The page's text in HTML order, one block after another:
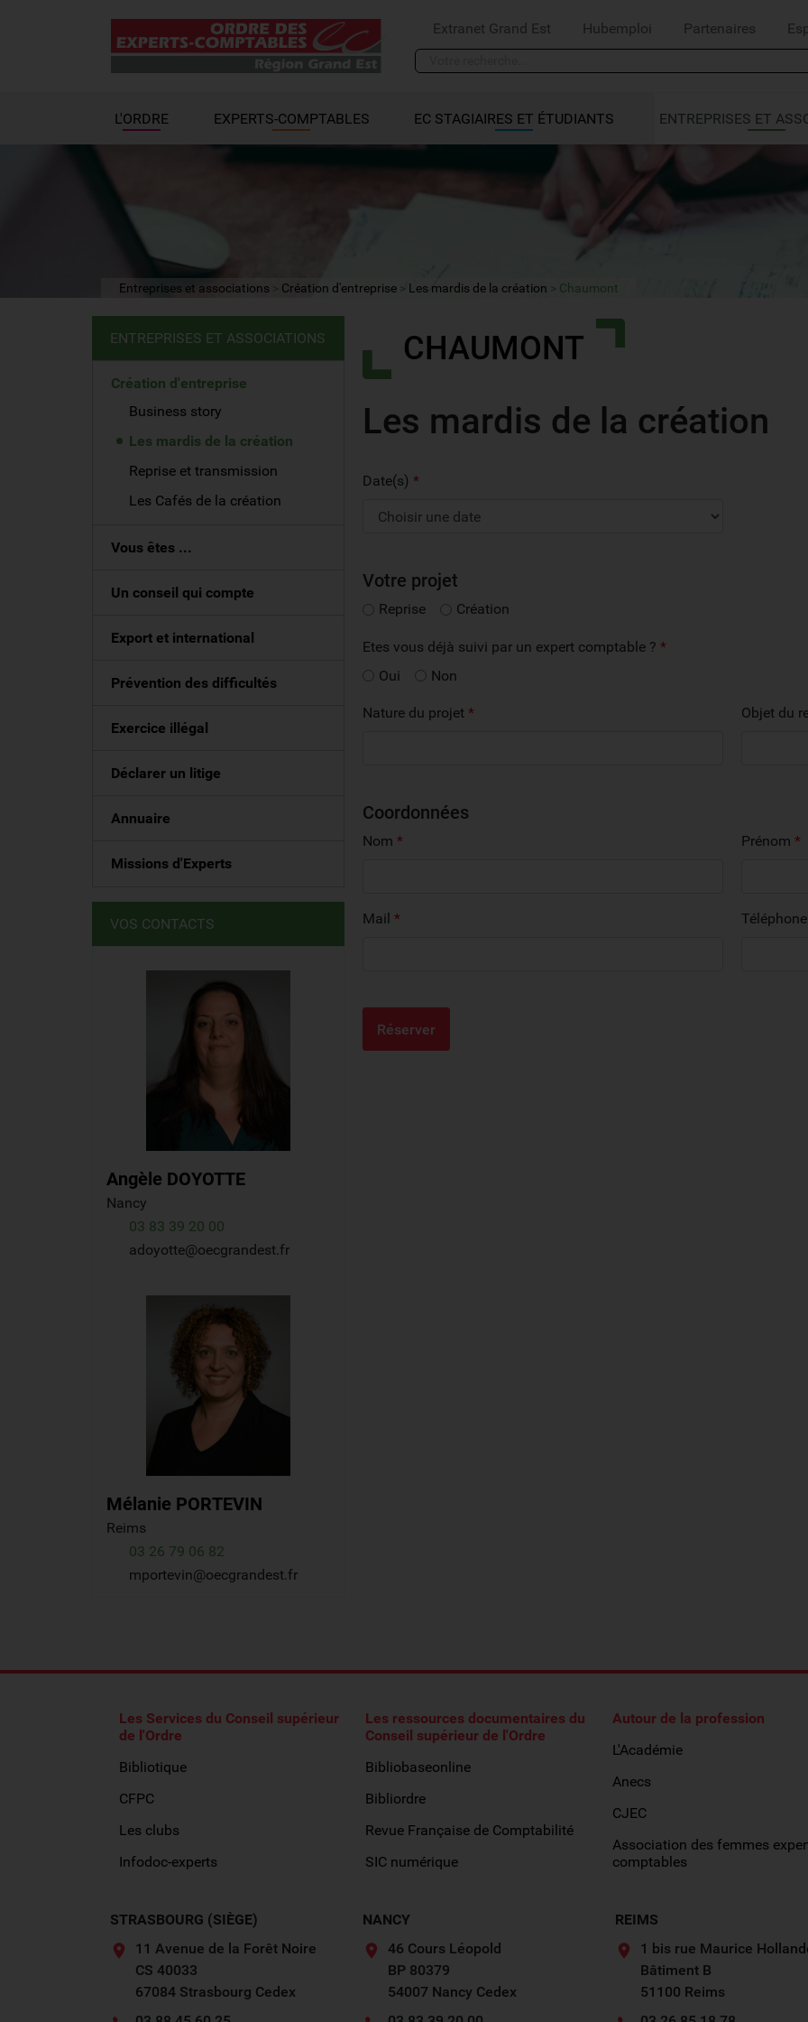
Extranet Grand Est Hubemploi Partenaires
L'ORDRE EXPERTS-COMPTABLES EC STAGIAIRES ET ÉTUDIANTS ENTREPRISES ET
Entreprises et associations Création d'entreprise Les mardis de la création Chaumont
CHAUMONT
Les mardis de la création
Date(s) *
Votre projet
Reprise Création
Etes vous déjà suivi par un expert comptable ? *
Oui
Non
Nature du projet * Objet du
Coordonnées
Nom * Prénom *
Mail *
ENTREPRISES ET ASSOCIATIONS
Création d'entreprise
Business story
Les mardis de la création
Reprise et transmission
Les Cafés de la création
Vous êtes ...
Un conseil qui compte
Export et international
Prévention des difficultés
Exercice illégal
Déclarer un litige
Annuaire
Missions d'Experts
VOS CONTACTS
Angèle DOYOTTE
Nancy
03 83 39 20 00
adoyotte@oecgrandest.fr
Mélanie PORTEVIN
Reims
03 26 79 06 82
mportevin@oecgrandest.fr
Les Services du Conseil supérieur
de l'Ordre
Bibliotique
CFPC
Les clubs
Infodoc-experts
Les ressources documentaires du
Conseil supérieur de l'Ordre
Bibliobaseonline
Bibliordre
Revue Française de Comptabilité
SIC numérique
Autour de la profession
L'Académie
Anecs
CJEC
Association des femmes
comptables
STRASBOURG (SIÈGE)
11 Avenue de la Forêt Noire
CS 40033
67084 Strasbourg Cedex
NANCY
46 Cours Léopold
BP 80379
54007 Nancy Cedex
REIMS
1 bis rue Maurice
Bâtiment B
51100 Reims